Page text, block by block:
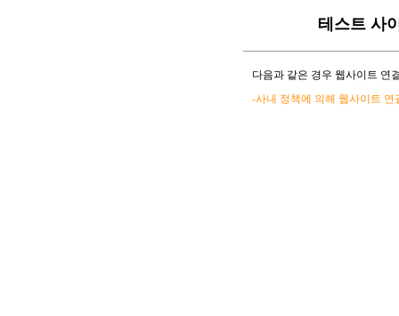
테스트 사
다음과 같은 경우 웹사이트 연
-사내 정책에 의해 웹사이트